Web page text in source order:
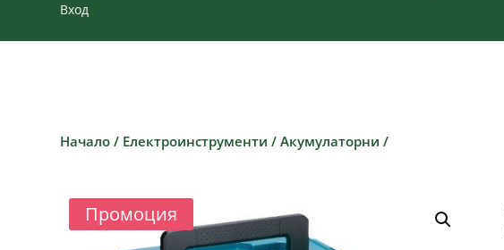
Вход
Начало / Електроинструменти /Акумулаторни /
Промоция